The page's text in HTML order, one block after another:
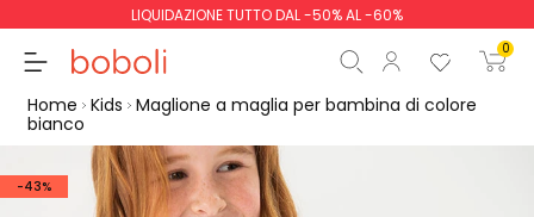
LIQUIDAZIONE TUTTO DAL -50% AL -60%
0
Home Kids Maglione a maglia per bambina di colore
bianco
-43%